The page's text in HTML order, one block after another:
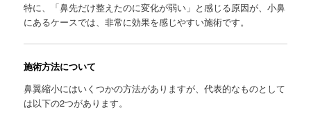
特に、「鼻先だけ整えたのに変化が弱い」と感じる原因が、小鼻
にあるケースでは、非常に効果を感じやすい施術です。
施術方法について
鼻翼縮小にはいくつかの方法がありますが、代表的なものとして
は以下の2つがあります。